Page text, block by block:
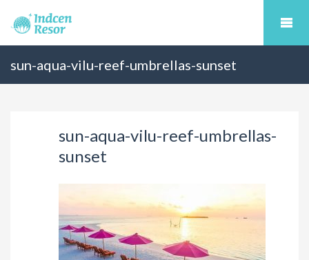
sun-aqua-vilu-reef-umbrellas-sunset
sun-aqua-vilu-reef-umbrellas-
sunset